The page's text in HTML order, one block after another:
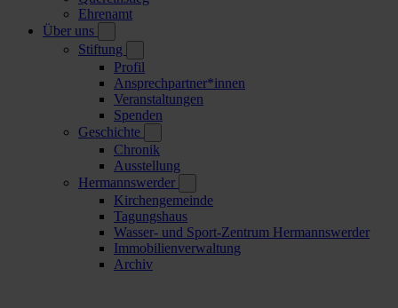
Ehrenamt
Über uns
Stiftung
Profil
Ansprechpartner*innen
Veranstaltungen
Spenden
Geschichte
Chronik
Ausstellung
Hermannswerder
Kirchengemeinde
Tagungshaus
Wasser- und Sport-Zentrum Hermannswerder
Immobilienverwaltung
Archiv